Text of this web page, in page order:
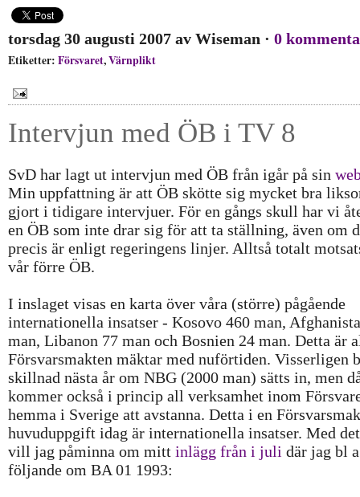
torsdag 30 augusti 2007 av Wiseman · 0
Etiketter: Försvaret,Värnplikt
Intervjun med ÖB i TV 8
SvD har lagt ut intervjun med ÖB från igår på sin
Min uppfattning är att ÖB skötte sig mycket bra
gjort i tidigare intervjuer. För en gångs skull har vi
en ÖB som inte drar sig för att ta ställning, även om
precis är enligt regeringens linjer. Alltså totalt
vår förre ÖB.
I inslaget visas en karta över våra (större) pågående
internationella insatser - Kosovo 460 man,
man, Libanon 77 man och Bosnien 24 man. Detta är
Försvarsmakten mäktar med nuförtiden. Visserligen
skillnad nästa år om NBG (2000 man) sätts in, men
kommer också i princip all verksamhet inom
hemma i Sverige att avstanna. Detta i en
huvuduppgift idag är internationella insatser. Med
vill jag påminna om mitt inlägg från i juli där jag bl
följande om BA 01 1993: